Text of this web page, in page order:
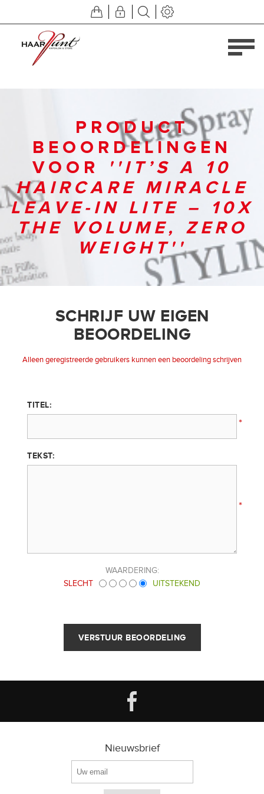
PRODUCT
BEOORDELINGEN
VOOR
IT’S A 10
HAIRCARE MIRACLE
LEAVE-IN LITE – 10X
THE VOLUME, ZERO
WEIGHT
SCHRIJF UW EIGEN
BEOORDELING
Alleen geregistreerde gebruikers kunnen een beoordeling schrijven
TITEL:
*
TEKST:
*
WAARDERING:
SLECHT
UITSTEKEND
Nieuwsbrief